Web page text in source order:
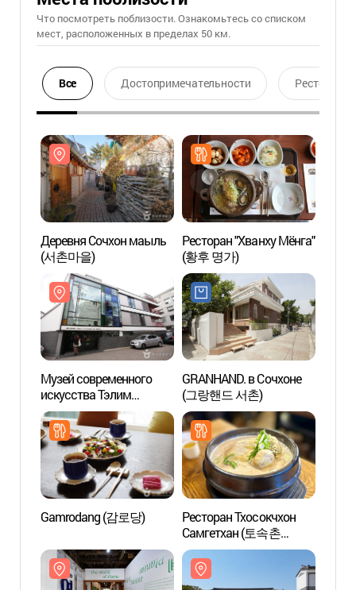
Что посмотреть поблизости. Ознакомьтесь со списком
мест, расположенных в пределах 50 км.
Все Достопримечательности Ресторан
Деревня Сочхон маыль
(서촌마을)
Ресторан "Хванху Мёнга"
(황후 명가)
Музей современного
искусства Тэлим
(대림미술관)
GRANHAND. в Сочхоне
(그랑핸드 서촌)
Gamrodang (감로당)
Ресторан Тхосокчхон
Самгетхан (토속촌
삼계탕)